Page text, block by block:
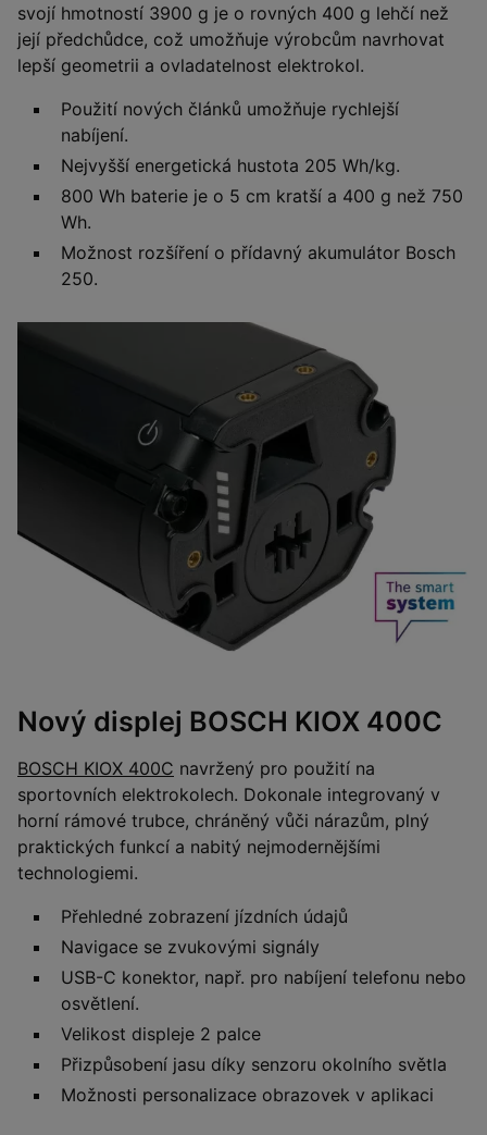
svojí hmotností 3900 g je o rovných 400 g lehčí než
její předchůdce, což umožňuje výrobcům navrhovat
lepší geometrii a ovladatelnost elektrokol.
Použití nových článků umožňuje rychlejší
nabíjení.
Nejvyšší energetická hustota 205 Wh/kg.
800 Wh baterie je o 5 cm kratší a 400 g než 750
Wh.
Možnost rozšíření o přídavný akumulátor Bosch
250.
Nový displej BOSCH KIOX 400C
BOSCH KIOX 400C navržený pro použití na
sportovních elektrokolech. Dokonale integrovaný v
horní rámové trubce, chráněný vůči nárazům, plný
praktických funkcí a nabitý nejmodernějšími
technologiemi.
Přehledné zobrazení jízdních údajů
Navigace se zvukovými signály
USB-C konektor, např. pro nabíjení telefonu nebo
osvětlení.
Velikost displeje 2 palce
Přizpůsobení jasu díky senzoru okolního světla
Možnosti personalizace obrazovek v aplikaci